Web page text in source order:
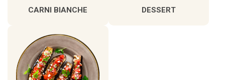
CARNI BIANCHE DESSERT